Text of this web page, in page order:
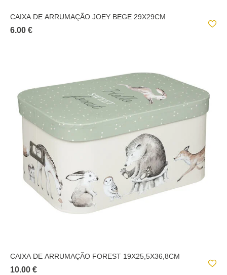
CAIXA DE ARRUMAÇÃO JOEY BEGE 29X29CM
6.00 €
CAIXA DE ARRUMAÇÃO FOREST 19X25,5X36,8CM
10.00 €